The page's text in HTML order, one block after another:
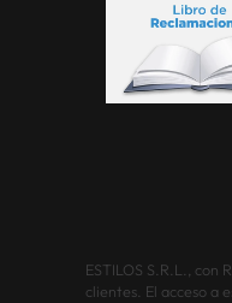
ESTILOS S.R.L., con
clientes. El acceso a